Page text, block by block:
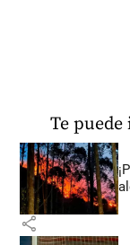
Te
share